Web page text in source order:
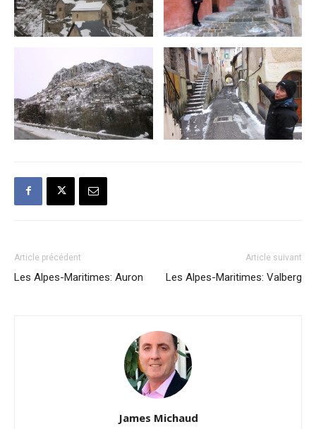
Article précédent
Les Alpes-Maritimes: Auron
Article suivant
Les Alpes-Maritimes: Valberg
James Michaud